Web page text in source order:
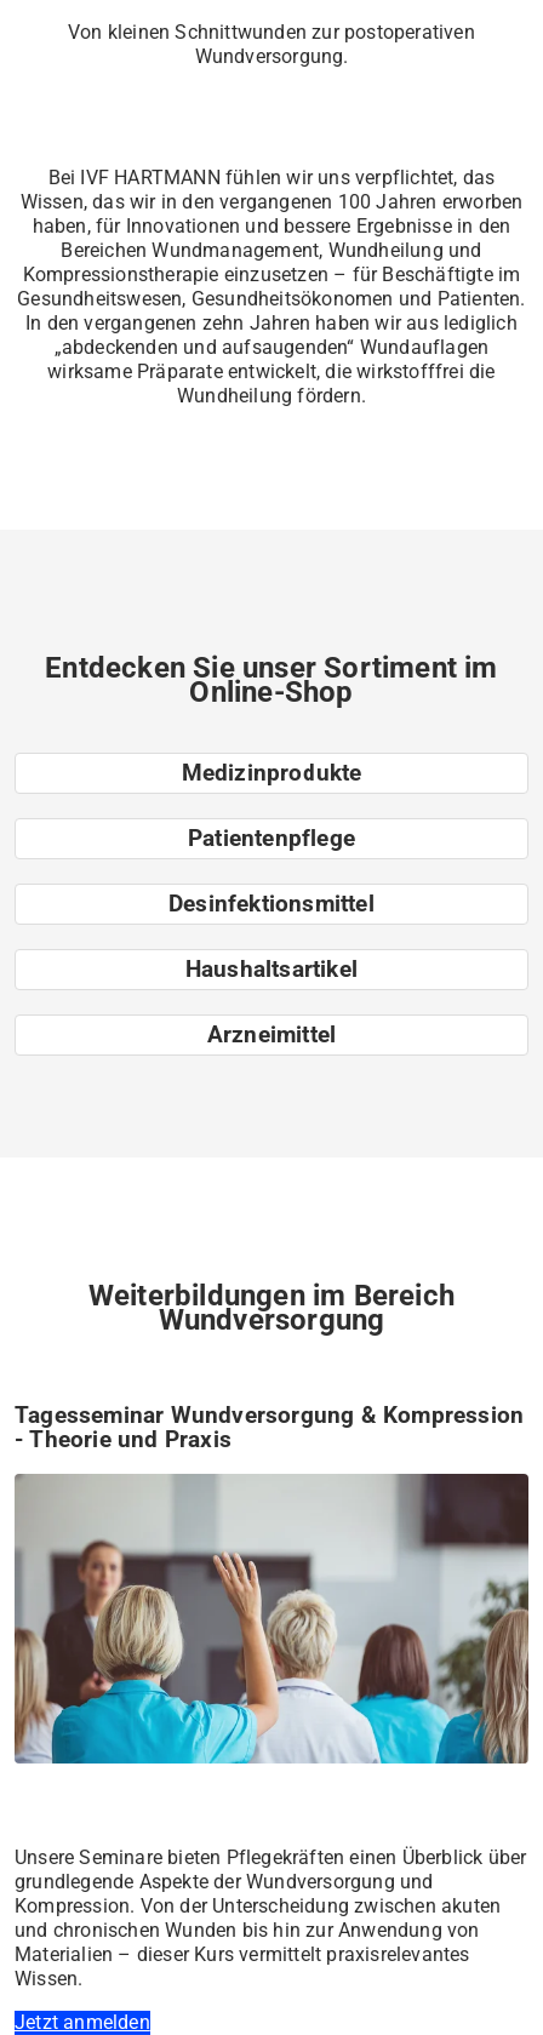
Von kleinen Schnittwunden zur postoperativen
Wundversorgung.
Bei IVF HARTMANN fühlen wir uns verpflichtet, das
Wissen, das wir in den vergangenen 100 Jahren erworben
haben, für Innovationen und bessere Ergebnisse in den
Bereichen Wundmanagement, Wundheilung und
Kompressionstherapie einzusetzen – für Beschäftigte im
Gesundheitswesen, Gesundheitsökonomen und Patienten.
In den vergangenen zehn Jahren haben wir aus lediglich
„abdeckenden und aufsaugenden“ Wundauflagen
wirksame Präparate entwickelt, die wirkstofffrei die
Wundheilung fördern.
Entdecken Sie unser Sortiment im
Online-Shop
Medizinprodukte
Patientenpflege
Desinfektionsmittel
Haushaltsartikel
Arzneimittel
Weiterbildungen im Bereich
Wundversorgung
Tagesseminar Wundversorgung & Kompression
- Theorie und Praxis
Unsere Seminare bieten Pflegekräften einen Überblick über
grundlegende Aspekte der Wundversorgung und
Kompression. Von der Unterscheidung zwischen akuten
und chronischen Wunden bis hin zur Anwendung von
Materialien – dieser Kurs vermittelt praxisrelevantes
Wissen.
Jetzt anmelden